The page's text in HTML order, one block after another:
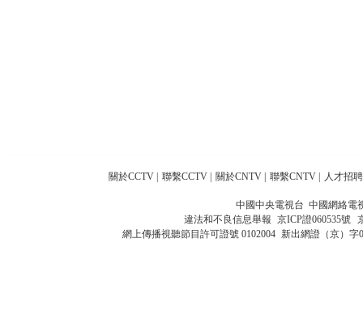
關於CCTV 聯繫CCTV 關於CNTV 聯繫CNTV 人才招聘
中國中央電視台 中國網絡電
違法和不良信息舉報 京ICP證060535號
網上傳播視聽節目許可證號 0102004 新出網證（京）